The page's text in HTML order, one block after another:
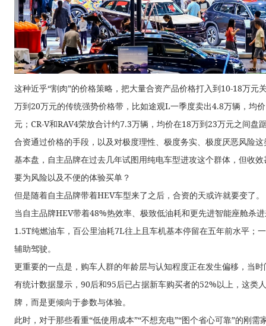
这种近乎“割肉”的价格策略，把大量合资产品价格打入到10-18万
万到20万元的传统强势价格带，比如途观L一季度卖出4.8万辆，均
元；CR-V和RAV4荣放合计约7.3万辆，均价在18万到23万元之间盘
合资通过价格的手段，以及对极度理性、极度务实、极度厌恶风险
基本盘，自主品牌在过去几年试图用纯电车型进攻这个群体，但收
要为风险以及不便的体验买单？
但是随着自主品牌带着HEV车型来了之后，合资的天或许就要变了。
当自主品牌HEV带着48%热效率、极致低油耗和更先进智能座舱杀
1.5T纯燃油车，百公里油耗7L往上且车机基本停留在五年前水平；
辅助驾驶。
更重要的一点是，购车人群的年龄层与认知程度正在发生偏移，当
有统计数据显示，90后和95后已占据新车购买者的52%以上，这类
牌，而是更倾向于参数与体验。
此时，对于那些看重“低使用成本”“不想充电”“图个省心可靠”的刚